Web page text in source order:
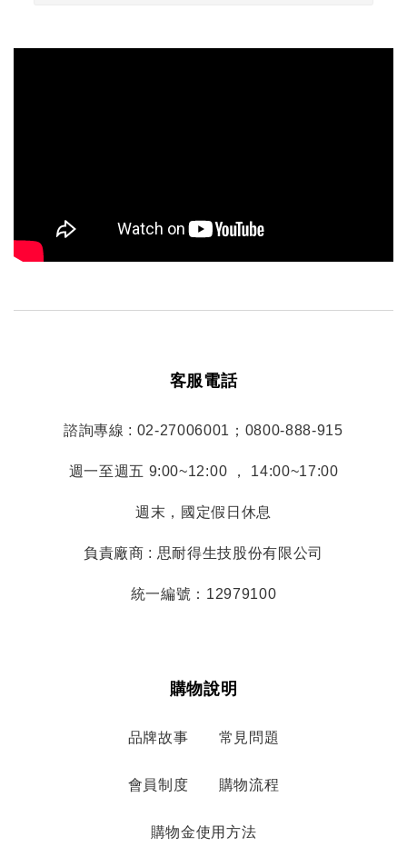
客服電話
諮詢專線 : 02-27006001；0800-888-915
週一至週五 9:00~12:00 ， 14:00~17:00
週末，國定假日休息
負責廠商 : 思耐得生技股份有限公司
統一編號：12979100
購物說明
品牌故事 常見問題
會員制度 購物流程
購物金使用方法